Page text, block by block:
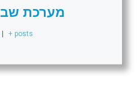
מערכת
| + posts